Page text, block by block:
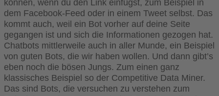
können, wenn du den Link einfügst, zum Beispiel in
dem Facebook-Feed oder in einem Tweet selbst. Das
kommt auch, weil ein Bot vorher auf deine Seite
gegangen ist und sich die Informationen gezogen hat.
Chatbots mittlerweile auch in aller Munde, ein Beispiel
von guten Bots, die wir haben wollen. Und dann gibt’s
eben noch die bösen Jungs. Zum einen ganz
klassisches Beispiel so der Competitive Data Miner.
Das sind Bots, die versuchen zu verstehen zum